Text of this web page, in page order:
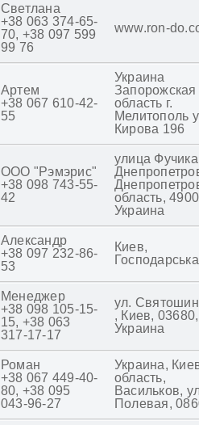
Светлана
+38 063 374-65-
70, +38 097 599
99 76
www.ron-
Артем
+38 067 610-42-
55
Украина
Запорожская
область г.
Мелитополь
Кирова 196
ООО "Рэмэрис"
+38 098 743-55-
42
улица
область,
Украина
Александр
+38 097 232-86-
53
Киев,
Менеджер
+38 098 105-15-
15, +38 063
317-17-17
ул.
, Киев, 03680,
Украина
Роман
+38 067 449-40-
80, +38 095
043-96-27
Украина,
область,
Васильков,
Полевая,